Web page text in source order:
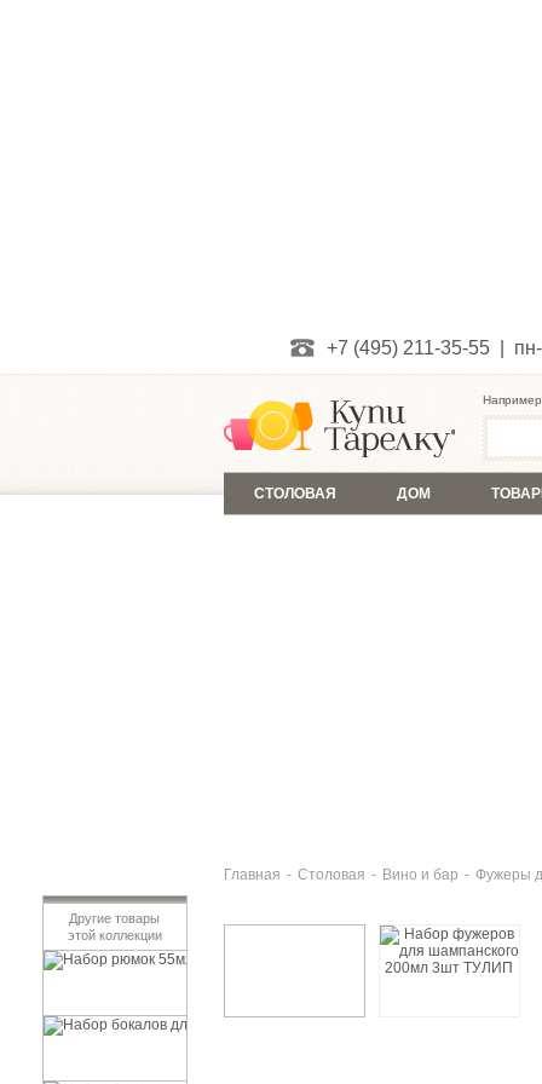
+7 (495) 211-35-55 |
СТОЛОВАЯ ДОМ
Главная - Столовая - Вино и бар - Фужеры
Другие товары
этой коллекции
Набор рюмок 55мл 6шт ТУЛИП